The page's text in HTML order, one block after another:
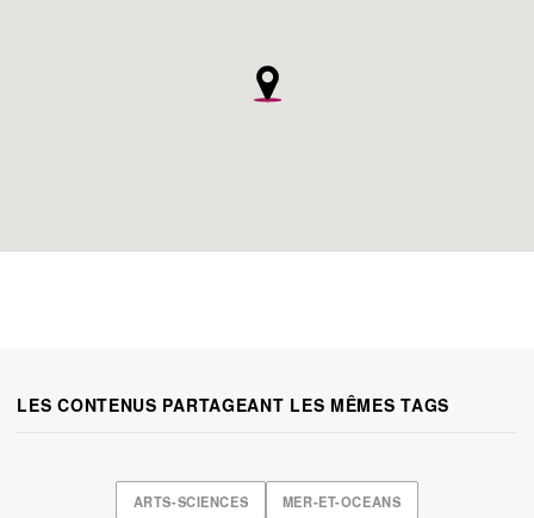
LES CONTENUS PARTAGEANT LES MÊMES TAGS
ARTS-SCIENCES MER-ET-OCEANS